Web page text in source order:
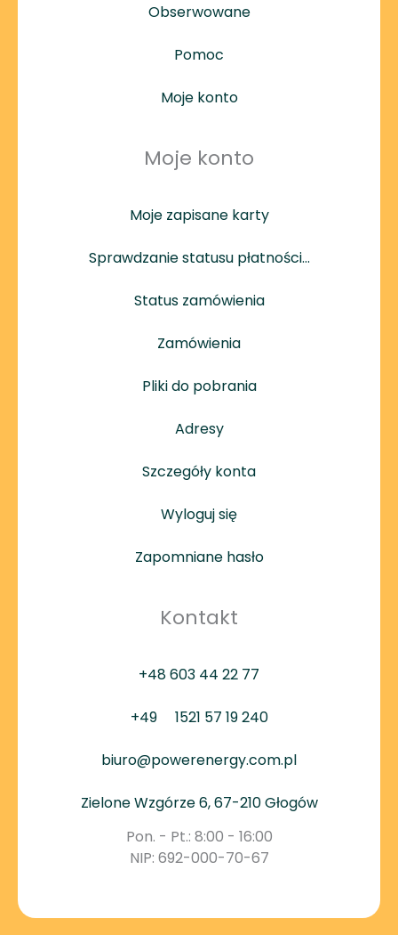
Obserwowane
Pomoc
Moje konto
Moje konto
Moje zapisane karty
Sprawdzanie statusu płatności…
Status zamówienia
Zamówienia
Pliki do pobrania
Adresy
Szczegóły konta
Wyloguj się
Zapomniane hasło
Kontakt
+48 603 44 22 77
+49 1521 57 19 240
biuro@powerenergy.com.pl
Zielone Wzgórze 6, 67-210 Głogów
Pon. - Pt.: 8:00 - 16:00
NIP: 692-000-70-67